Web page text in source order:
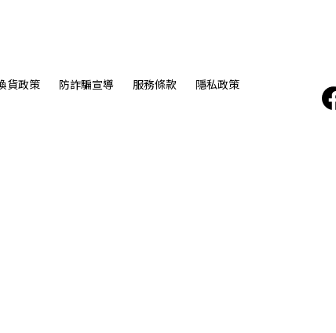
貨政策 防詐騙宣導 服務條款 隱私政策